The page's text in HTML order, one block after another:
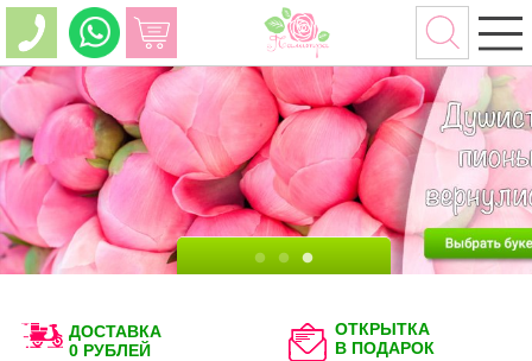
ДОСТАВКА
0 РУБЛЕЙ
ОТКРЫТКА
В ПОДАРОК